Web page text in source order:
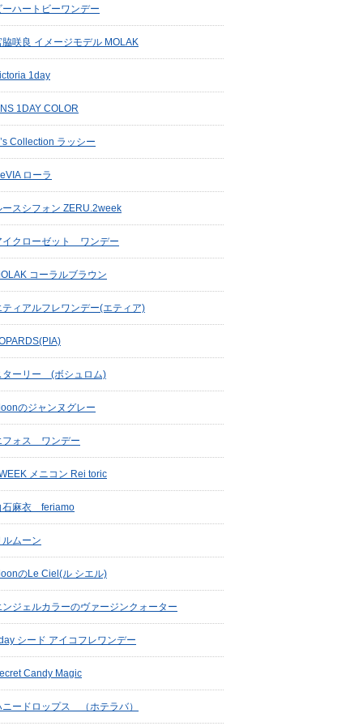
ーハートビーワンデー
脇咲良 イメージモデル MOLAK
1day
1DAY COLOR
Collection ラッシー
ローラ
ースシフォン ZERU.2week
イクローゼット ワンデー
コーラルブラウン
ティアルフレワンデー(エティア)
ターリー (ボシュロム)
のジャンヌグレー
フォス ワンデー
メニコン Rei toric
石麻衣 feriamo
ルムーン
のLe Ciel(ル シエル)
ンジェルカラーのヴァージンクォーター
シード アイコフレワンデー
Candy Magic
ニードロップス （ホテラバ）